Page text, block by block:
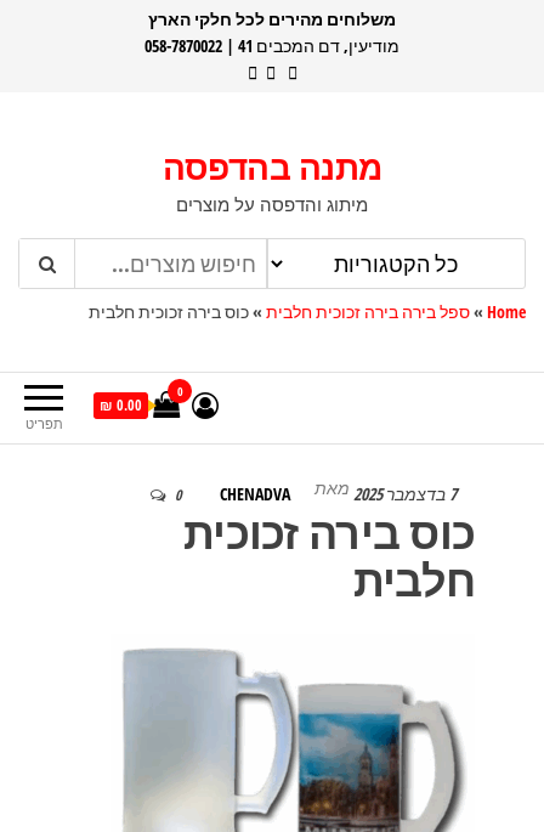
משלוחים מהירים לכל חלקי הארץ
מודיעין, דם המכבים 41 | 058-7870022
מתנה בהדפסה
מיתוג והדפסה על מוצרים
Home
»ספל בירה בירה זכוכית חלבית »כוס בירה זכוכית חלבית
תפריט
0
0.00 ₪
7 בדצמבר 2025 מאת CHENADVA
0
כוס בירה זכוכית
חלבית